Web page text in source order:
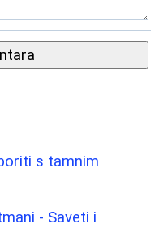
s tamnim
- Saveti i